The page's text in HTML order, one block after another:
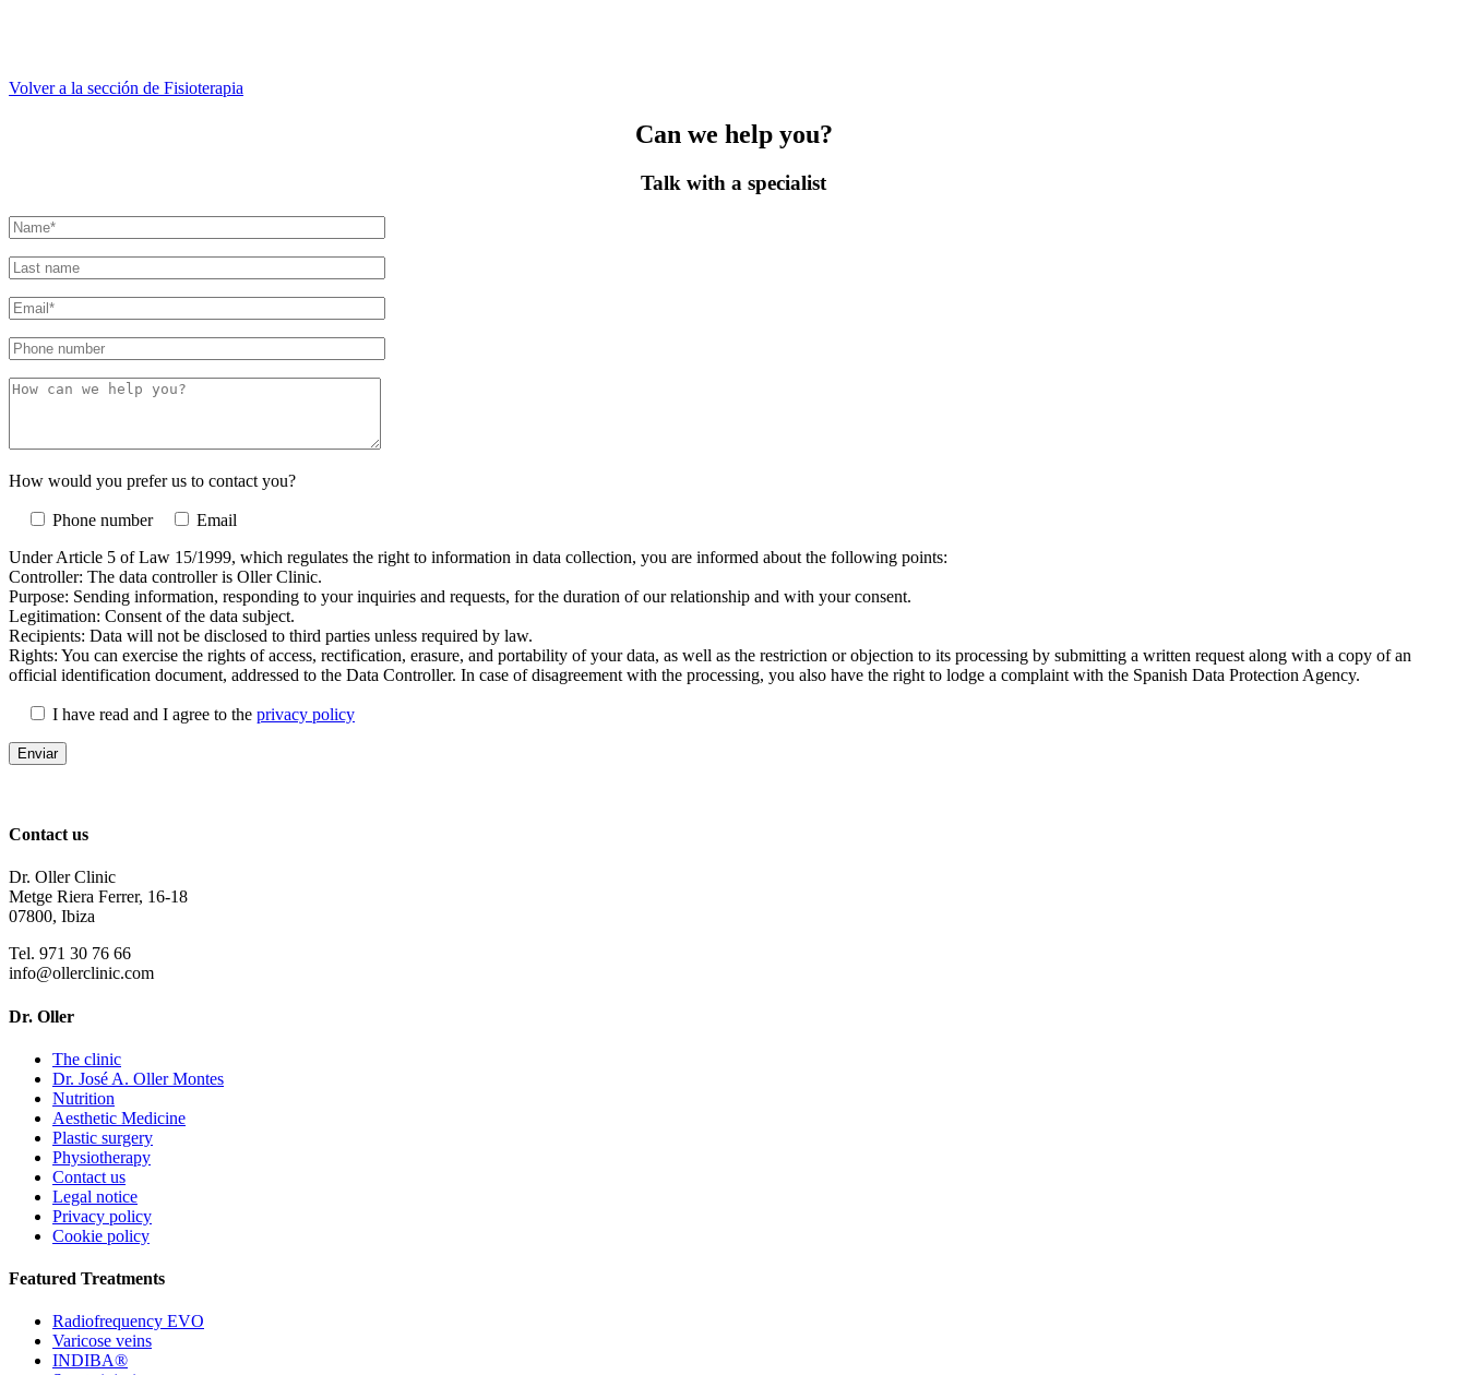
Volver a la sección de Fisioterapia
Can we help you?
Talk with a specialist
How would you prefer us to contact you?
Phone number
Email
Under Article 5 of Law 15/1999, which regulates the right to information in data collection, you are informed about the following points:
Controller: The data controller is Oller Clinic.
Purpose: Sending information, responding to your inquiries and requests, for the duration of our relationship and with your consent.
Legitimation: Consent of the data subject.
Recipients: Data will not be disclosed to third parties unless required by law.
Rights: You can exercise the rights of access, rectification, erasure, and portability of your data, as well as the restriction or objection to its processing by submitting a written request along with a copy of an
official identification document, addressed to the Data Controller. In case of disagreement with the processing, you also have the right to lodge a complaint with the Spanish Data Protection Agency.
I have read and I agree to the privacy policy
Contact us
Dr. Oller Clinic
Metge Riera Ferrer, 16-18
07800, Ibiza
Tel. 971 30 76 66
info@ollerclinic.com
Dr. Oller
The clinic
Dr. José A. Oller Montes
Nutrition
Aesthetic Medicine
Plastic surgery
Physiotherapy
Contact us
Legal notice
Privacy policy
Cookie policy
Featured Treatments
Radiofrequency EVO
Varicose veins
INDIBA®